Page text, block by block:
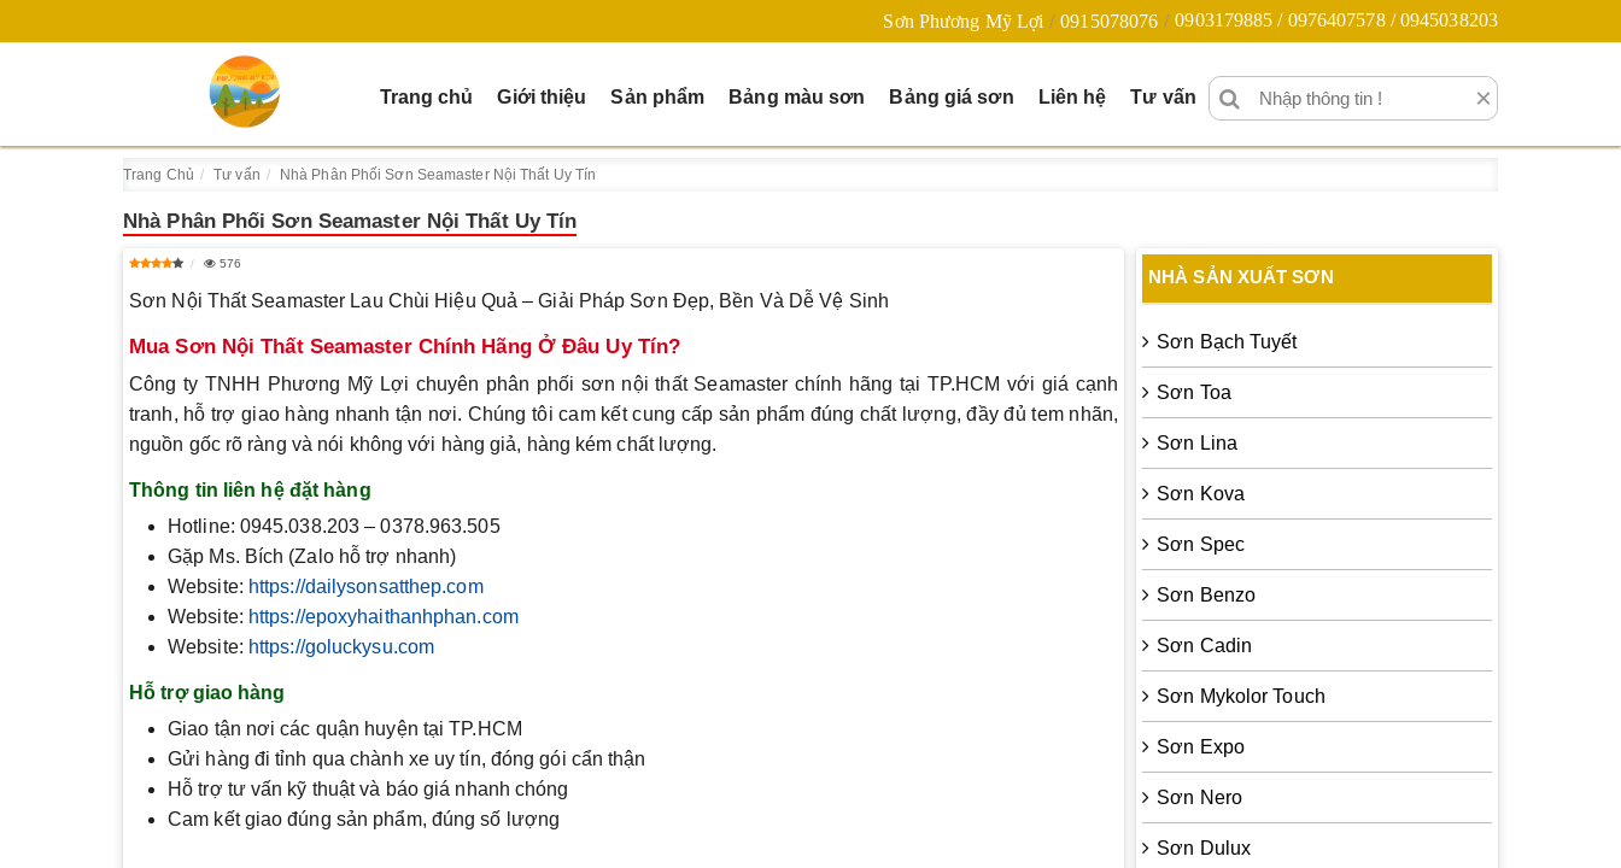
Sơn Phương Mỹ Lợi 0915078076 0903179885 / 0976407578 / 0945038203
Trang chủ Giới thiệu Sản phẩm Bảng màu sơn Bảng giá sơn Liên hệ Tư vấn ×
Trang Chủ Tư vấn Nhà Phân Phối Sơn Seamaster Nội Thất Uy Tín
Nhà Phân Phối Sơn Seamaster Nội Thất Uy Tín
576
Sơn Nội Thất Seamaster Lau Chùi Hiệu Quả – Giải Pháp Sơn Đẹp, Bền Và Dễ Vệ Sinh
Mua Sơn Nội Thất Seamaster Chính Hãng Ở Đâu Uy Tín?
Công ty TNHH Phương Mỹ Lợi chuyên phân phối sơn nội thất Seamaster chính hãng tại TP.HCM với giá cạnh
tranh, hỗ trợ giao hàng nhanh tận nơi. Chúng tôi cam kết cung cấp sản phẩm đúng chất lượng, đầy đủ tem nhãn,
nguồn gốc rõ ràng và nói không với hàng giả, hàng kém chất lượng.
Thông tin liên hệ đặt hàng
Hotline: 0945.038.203 – 0378.963.505
Gặp Ms. Bích (Zalo hỗ trợ nhanh)
Website: https://dailysonsatthep.com
Website: https://epoxyhaithanhphan.com
Website: https://goluckysu.com
Hỗ trợ giao hàng
Giao tận nơi các quận huyện tại TP.HCM
Gửi hàng đi tỉnh qua chành xe uy tín, đóng gói cẩn thận
Hỗ trợ tư vấn kỹ thuật và báo giá nhanh chóng
Cam kết giao đúng sản phẩm, đúng số lượng
NHÀ SẢN XUẤT SƠN
Sơn Bạch Tuyết
Sơn Toa
Sơn Lina
Sơn Kova
Sơn Spec
Sơn Benzo
Sơn Cadin
Sơn Mykolor Touch
Sơn Expo
Sơn Nero
Sơn Dulux